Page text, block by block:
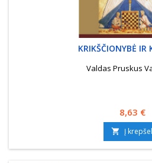
KRIKŠČIONYBĖ IR
Valdas Pruskus
Kaina
8,63 €
 Į